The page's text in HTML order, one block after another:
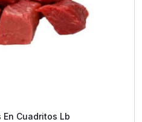
En Cuadritos Lb